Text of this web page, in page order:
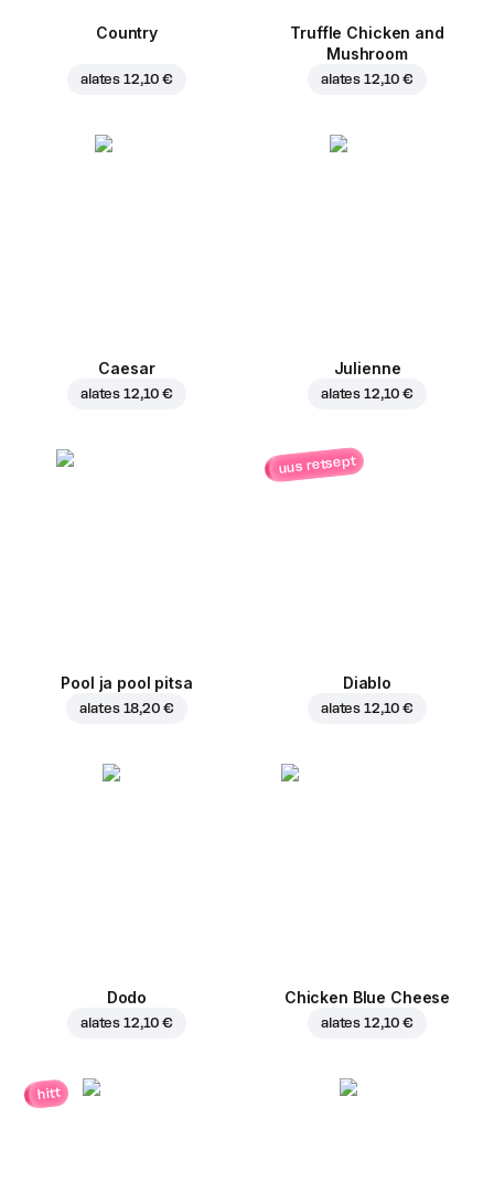
Country
alates 12,10 €
Truffle Chicken and
Mushroom
alates 12,10 €
Caesar
alates 12,10 €
Julienne
alates 12,10 €
Pool ja pool pitsa
alates 18,20 €
uus retsept
Diablo
alates 12,10 €
Dodo
alates 12,10 €
Chicken Blue Cheese
alates 12,10 €
hitt